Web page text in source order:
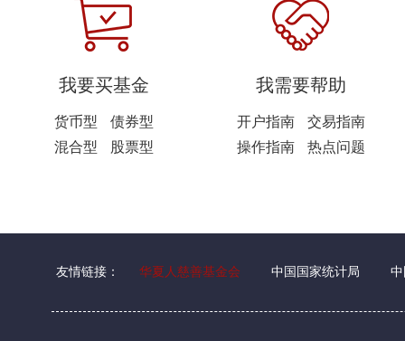
我要买基金
货币型
债券型
混合型
股票型
我需要帮助
开户指南
交易指南
操作指南
热点问题
友情链接： 华夏人慈善基金会 中国国家统计局